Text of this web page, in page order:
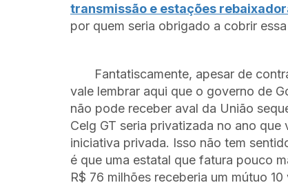
transmissão e estações
por quem seria obrigado a cobrir
Fantatiscamente, apesar de
vale lembrar aqui que o governo de
não pode receber aval da União
Celg GT seria privatizada no ano
iniciativa privada. Isso não tem
é que uma estatal que fatura pouco
R$ 76 milhões receberia um mútuo